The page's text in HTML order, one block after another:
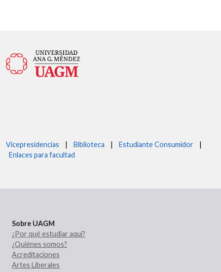
Vicepresidencias | Biblioteca | Estudiante Consumidor |
Enlaces para facultad
Sobre UAGM
¿Por qué estudiar aquí?
¿Quiénes somos?
Acreditaciones
Artes Liberales